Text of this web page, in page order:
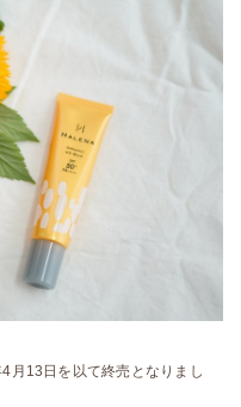
月13日を以て終売となりまし